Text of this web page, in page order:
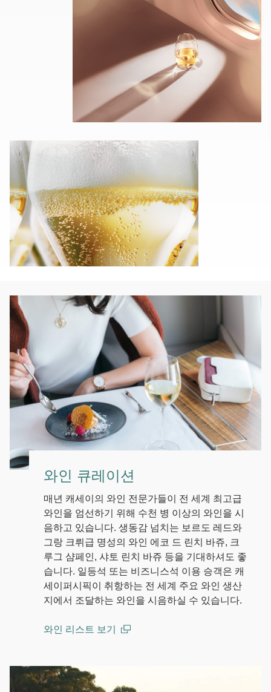
와인 큐레이션
매년 캐세이의 와인 전문가들이 전 세계 최고급
와인을 엄선하기 위해 수천 병 이상의 와인을 시
음하고 있습니다. 생동감 넘치는 보르도 레드와
그랑 크뤼급 명성의 와인 에코 드 린치 바쥬, 크
루그 샴페인, 샤토 린치 바쥬 등을 기대하셔도 좋
습니다. 일등석 또는 비즈니스석 이용 승객은 캐
세이퍼시픽이 취항하는 전 세계 주요 와인 생산
지에서 조달하는 와인을 시음하실 수 있습니다.
와인 리스트 보기